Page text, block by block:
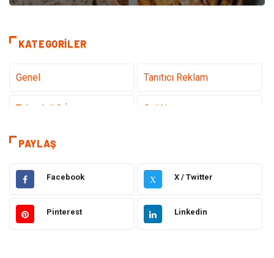
KATEGORILER
Genel Tanıtıcı Reklam
Teknoloji & İnternet Sağlık
Hizmet
Hukuk Emlak
Otomotiv Sağlıklı Yaşam
PAYLAŞ
Facebook X X / Twitter
Pinterest Linkedin